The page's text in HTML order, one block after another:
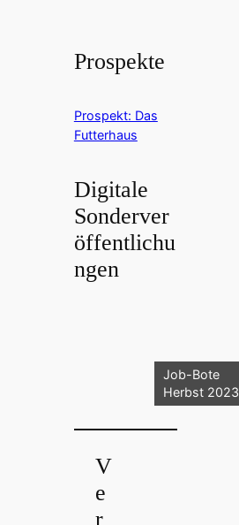
Prospekte
Prospekt: Das
Futterhaus
Digitale
Sonderver
öffentlichu
ngen
Job-Bote
Herbst 2023
V
e
r